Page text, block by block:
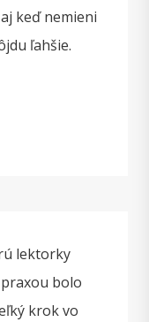
keď nemieni
ľahšie.
lektorky
bolo
krok vo